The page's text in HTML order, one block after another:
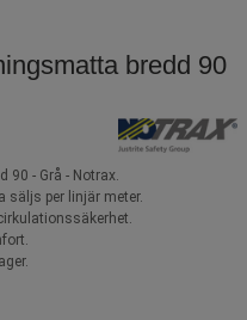
bredd 90
90 - Grå - Notrax.
säljs per linjär meter.